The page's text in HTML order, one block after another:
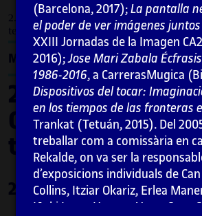
2. Formes del col·lectiu. Grups, contextos i
temporalitats / 2.4. Erreakzioa-Reacción
Menú
2. Formes del
Grups, contextos
temporalitats
2.4. Erreakzioa-Reacción
(Barcelona, 2017); La pantalla
el poder de ver imágenes juntos
XXIII Jornadas de la Imagen
2016);Jose Mari Zabala
1986-2016, a CarrerasMugica
Dispositivos del tocar:
en los tiempos de las fronteras
Trankat (Tetuán, 2015). Del
treballar com a comissària en
Rekalde, on va ser la
d’exposicions individuals de
Collins, Itziar Okariz, Erlea
Iñaki Imaz, Haegue Yang, Sean